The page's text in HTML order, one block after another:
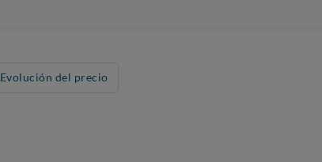
Evolución del precio